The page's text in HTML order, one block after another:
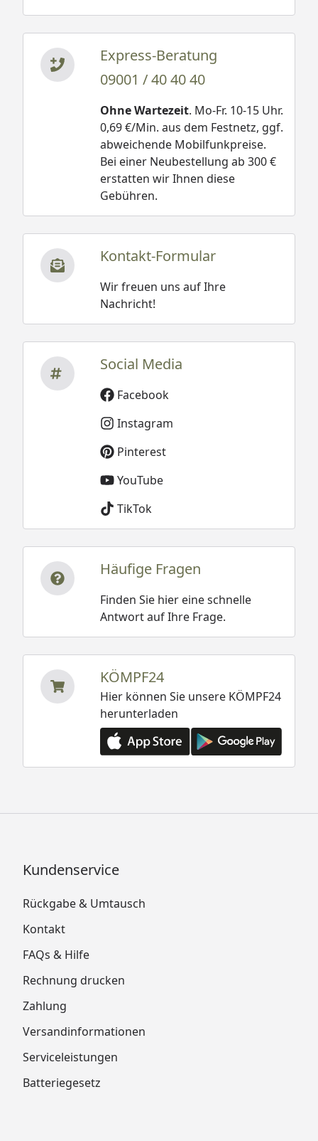
Express-Beratung
09001 / 40 40 40
Ohne Wartezeit. Mo-Fr. 10-15 Uhr.
0,69 €/Min. aus dem Festnetz, ggf.
abweichende Mobilfunkpreise.
Bei einer Neubestellung ab 300 €
erstatten wir Ihnen diese
Gebühren.
Kontakt-Formular
Wir freuen uns auf Ihre
Nachricht!
Social Media
Facebook
Instagram
Pinterest
YouTube
TikTok
Häufige Fragen
Finden Sie hier eine schnelle
Antwort auf Ihre Frage.
KÖMPF24
Hier können Sie unsere KÖMPF24
herunterladen
Kundenservice
Rückgabe & Umtausch
Kontakt
FAQs & Hilfe
Rechnung drucken
Zahlung
Versandinformationen
Serviceleistungen
Batteriegesetz